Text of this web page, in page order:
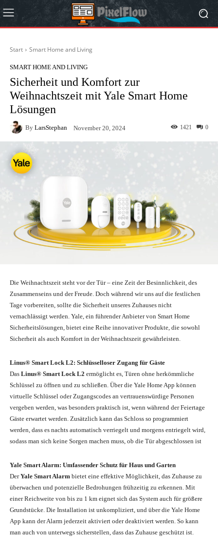
Start Smart Home and Living
SMART HOME AND LIVING
Sicherheit und Komfort zur
Weihnachtszeit mit Yale Smart Home
Lösungen
By LarsStephan November 20, 2024 0
1421
Die Weihnachtszeit steht vor der Tür – eine Zeit der Besinnlichkeit, des
Zusammenseins und der Freude. Doch während wir uns auf die festlichen
Tage vorbereiten, sollte die Sicherheit unseres Zuhauses nicht
vernachlässigt werden. Yale, ein führender Anbieter von Smart Home
Sicherheitslösungen, bietet eine Reihe innovativer Produkte, die sowohl
Sicherheit als auch Komfort in der Weihnachtszeit gewährleisten.
Linus® Smart Lock L2: Schlüsselloser Zugang für Gäste
Das Linus® Smart Lock L2 ermöglicht es, Türen ohne herkömmliche
Schlüssel zu öffnen und zu schließen. Über die Yale Home App können
virtuelle Schlüssel oder Zugangscodes an vertrauenswürdige Personen
vergeben werden, was besonders praktisch ist, wenn während der Feiertage
Gäste erwartet werden. Zusätzlich kann das Schloss so programmiert
werden, dass es nachts automatisch verriegelt und morgens entriegelt wird,
sodass man sich keine Sorgen machen muss, ob die Tür abgeschlossen ist
Yale Smart Alarm: Umfassender Schutz für Haus und Garten
DerYale Smart Alarm bietet eine effektive Möglichkeit, das Zuhause zu
überwachen und potenzielle Bedrohungen frühzeitig zu erkennen. Mit
einer Reichweite von bis zu 1 km eignet sich das System auch für größere
Grundstücke. Die Installation ist unkompliziert, und über die Yale Home
App kann der Alarm jederzeit aktiviert oder deaktiviert werden. So kann
man auch von unterwegs sicherstellen, dass das Zuhause geschützt ist.